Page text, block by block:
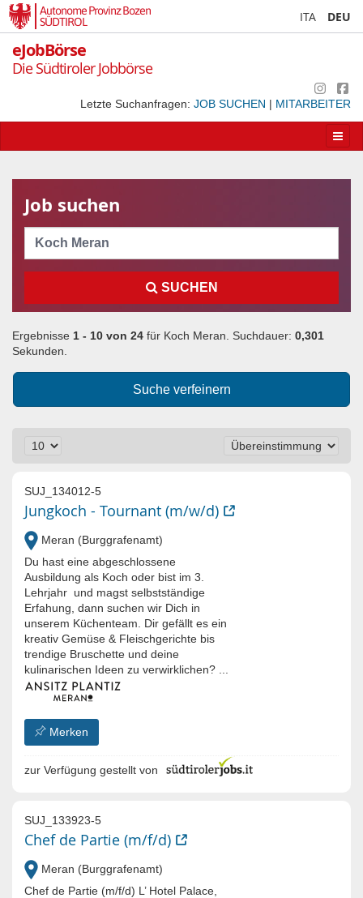
Autonome Provinz Bozen
SÜDTIROL
ITA DEU
eJobBörse
Die Südtiroler Jobbörse
Letzte Suchanfragen: JOB SUCHEN | MITARBEITER
Apri/
la
Job suchen
SUCHEN
Ergebnisse 1 - 10 von 24 für Koch Meran. Suchdauer: 0,301
Sekunden.
Suche verfeinern
SUJ_134012-5
Jungkoch - Tournant (m/w/d)
Meran (Burggrafenamt)
Du hast eine abgeschlossene
Ausbildung als Koch oder bist im 3.
Lehrjahr und magst selbstständige
Erfahung, dann suchen wir Dich in
unserem Küchenteam. Dir gefällt es ein
kreativ Gemüse & Fleischgerichte bis
trendige Bruschette und deine
kulinarischen Ideen zu verwirklichen? ...
Merken
zur Verfügung gestellt von
SUJ_133923-5
Chef de Partie (m/f/d)
Meran (Burggrafenamt)
Chef de Partie (m/f/d) L’ Hotel Palace,